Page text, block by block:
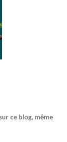
ce blog, même